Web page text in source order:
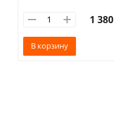
1 380
В корзину